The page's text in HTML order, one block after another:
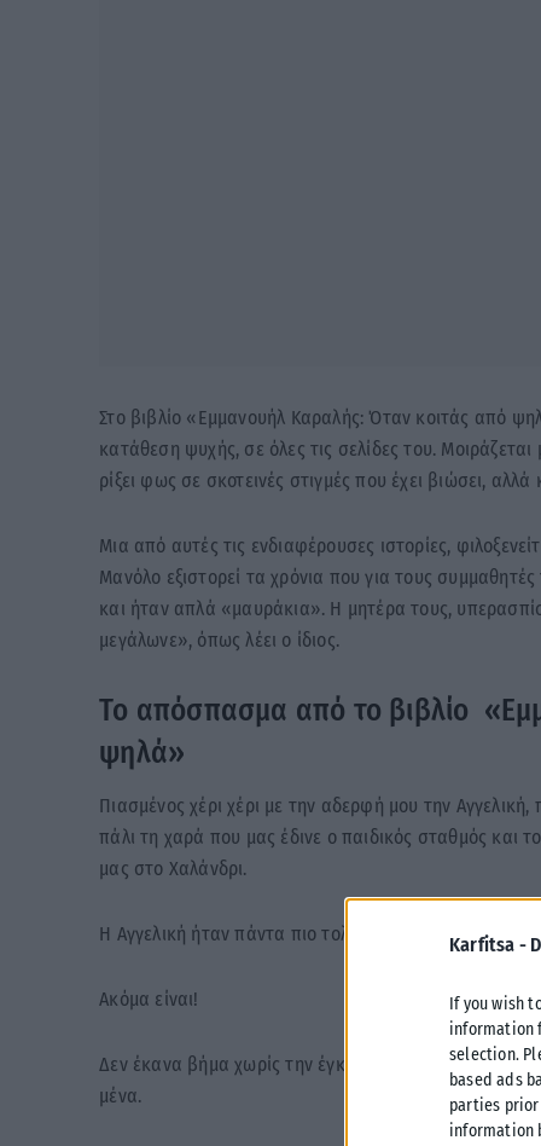
Karfitsa -
If you wish
information
selection.
based ads
parties
information
Στο βιβλίο «Εμμανουήλ Καραλής: Όταν κοιτάς από
κατάθεση ψυχής, σε όλες τις σελίδες του.
ρίξει φως σε σκοτεινές στιγμές που έχει βιώσει,
Μια από αυτές τις ενδιαφέρουσες ιστορίες,
Μανόλο εξιστορεί τα χρόνια που για τους
και ήταν απλά «μαυράκια». Η μητέρα τους,
μεγάλωνε», όπως λέει ο ίδιος.
Το απόσπασμα από το βιβλίο
ψηλά»
Πιασμένος χέρι χέρι με την αδερφή μου την
πάλι τη χαρά που μας έδινε ο παιδικός σταθμός και
μας στο Χαλάνδρι.
Η Αγγελική ήταν πάντα πιο τολμηρή και ήταν πάντα η
Ακόμα είναι!
Δεν έκανα βήμα χωρίς την έγκρισή της. Ήταν
μένα.